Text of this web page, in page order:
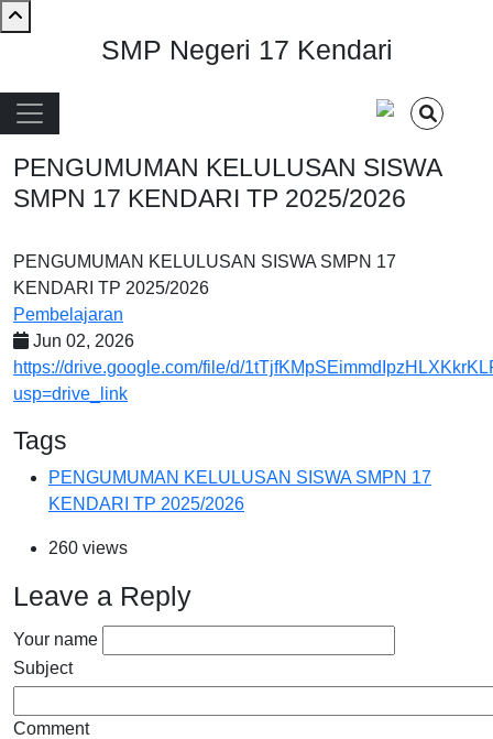
Skip to main content
SMP Negeri 17 Kendari
Main navigation
PENGUMUMAN KELULUSAN SISWA
SMPN 17 KENDARI TP 2025/2026
PENGUMUMAN KELULUSAN SISWA SMPN 17
KENDARI TP 2025/2026
Pembelajaran
Jun 02, 2026
https://drive.google.com/file/d/
usp=drive_link
Tags
PENGUMUMAN KELULUSAN SISWA SMPN 17
KENDARI TP 2025/2026
260 views
Leave a Reply
Your name
Subject
Comment